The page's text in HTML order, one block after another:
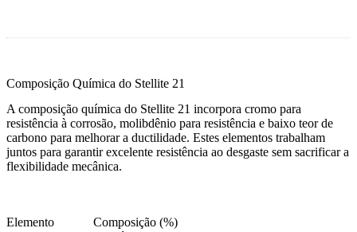
Composição Química do Stellite 21
A composição química do Stellite 21 incorpora cromo para
resistência à corrosão, molibdênio para resistência e baixo teor de
carbono para melhorar a ductilidade. Estes elementos trabalham
juntos para garantir excelente resistência ao desgaste sem sacrificar a
flexibilidade mecânica.
Elemento
Composição (%)